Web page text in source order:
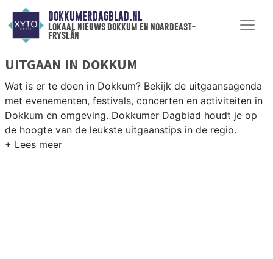
DOKKUMERDAGBLAD.NL
lokaal nieuws dokkum en noardeast-
fryslân
UITGAAN IN DOKKUM
Wat is er te doen in Dokkum? Bekijk de uitgaansagenda
met evenementen, festivals, concerten en activiteiten in
Dokkum en omgeving. Dokkumer Dagblad houdt je op
de hoogte van de leukste uitgaanstips in de regio.